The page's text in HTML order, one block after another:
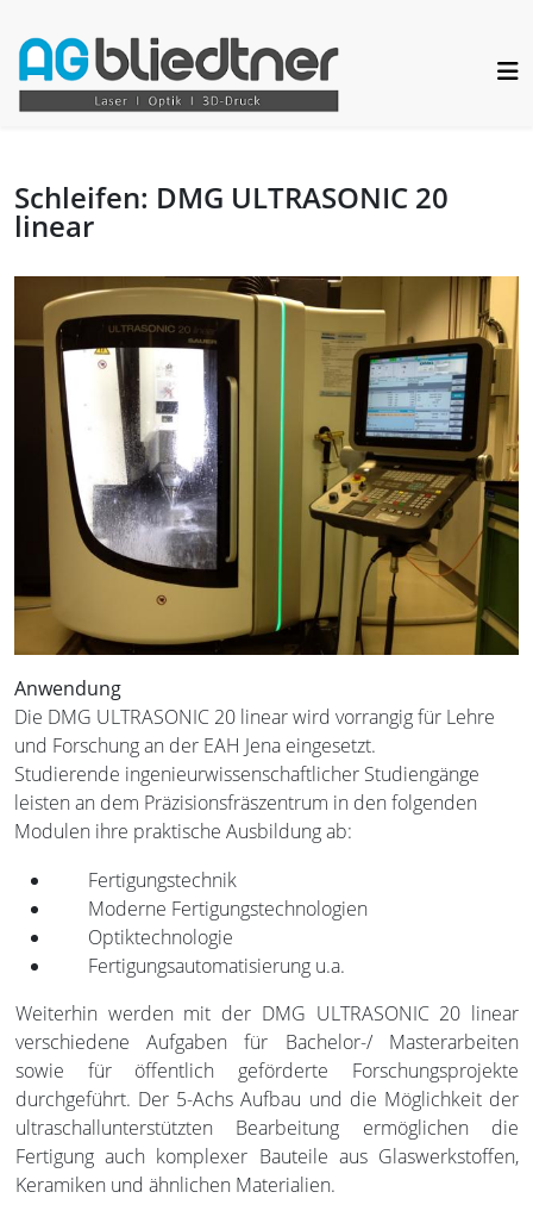
Schleifen: DMG ULTRASONIC 20
linear
Anwendung
Die DMG ULTRASONIC 20 linear wird vorrangig für Lehre
und Forschung an der EAH Jena eingesetzt.
Studierende ingenieurwissenschaftlicher Studiengänge
leisten an dem Präzisionsfräszentrum in den folgenden
Modulen ihre praktische Ausbildung ab:
Fertigungstechnik
Moderne Fertigungstechnologien
Optiktechnologie
Fertigungsautomatisierung u.a.
Weiterhin werden mit der DMG ULTRASONIC 20 linear
verschiedene Aufgaben für Bachelor-/ Masterarbeiten
sowie für öffentlich geförderte Forschungsprojekte
durchgeführt. Der 5-Achs Aufbau und die Möglichkeit der
ultraschallunterstützten Bearbeitung ermöglichen die
Fertigung auch komplexer Bauteile aus Glaswerkstoffen,
Keramiken und ähnlichen Materialien.